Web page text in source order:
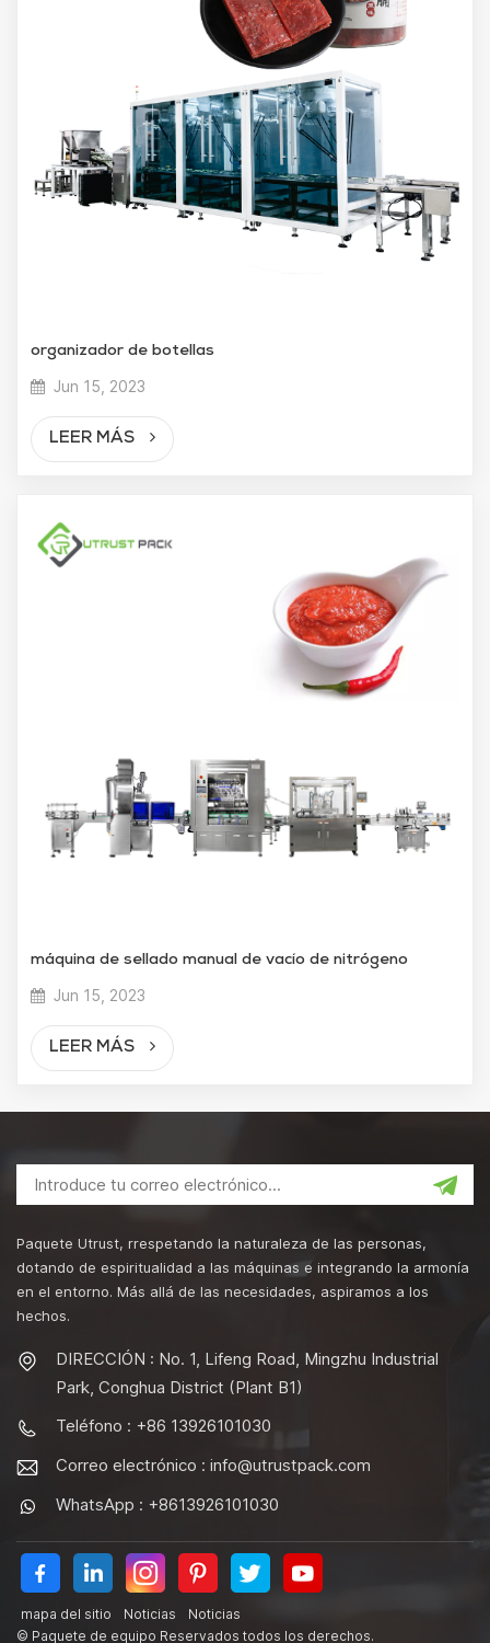
organizador de botellas
Jun 15, 2023
LEER MÁS
máquina de sellado manual de vacío de nitrógeno
Jun 15, 2023
LEER MÁS
Paquete Utrust, rrespetando la naturaleza de las personas,
dotando de espiritualidad a las máquinas e integrando la armonía
en el entorno. Más allá de las necesidades, aspiramos a los
hechos.
DIRECCIÓN : No. 1, Lifeng Road, Mingzhu Industrial
Park, Conghua District (Plant B1)
Teléfono : +86 13926101030
Correo electrónico : info@utrustpack.com
WhatsApp : +8613926101030
mapa del sitio Noticias
Noticias
© Paquete de equipo Reservados todos los derechos.